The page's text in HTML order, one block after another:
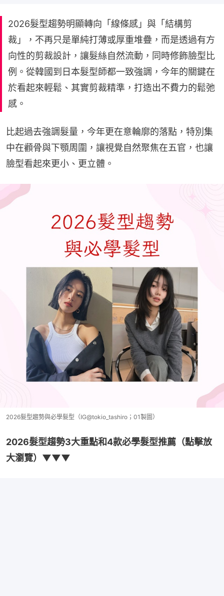
2026髮型趨勢明顯轉向「線條感」與「結構剪
裁」，不再只是單純打薄或厚重堆疊，而是透過有方
向性的剪裁設計，讓髮絲自然流動，同時修飾臉型比
例。從韓國到日本髮型師都一致強調，今年的關鍵在
於看起來輕鬆、其實剪裁精準，打造出不費力的鬆弛
感。
比起過去強調髮量，今年更在意輪廓的落點，特別集
中在顴骨與下顎周圍，讓視覺自然聚焦在五官，也讓
臉型看起來更小、更立體。
2026髮型趨勢與必學髮型（IG@tokio_tashiro；01製圖）
2026髮型趨勢3大重點和4款必學髮型推薦（點擊放
大瀏覽）▼▼▼